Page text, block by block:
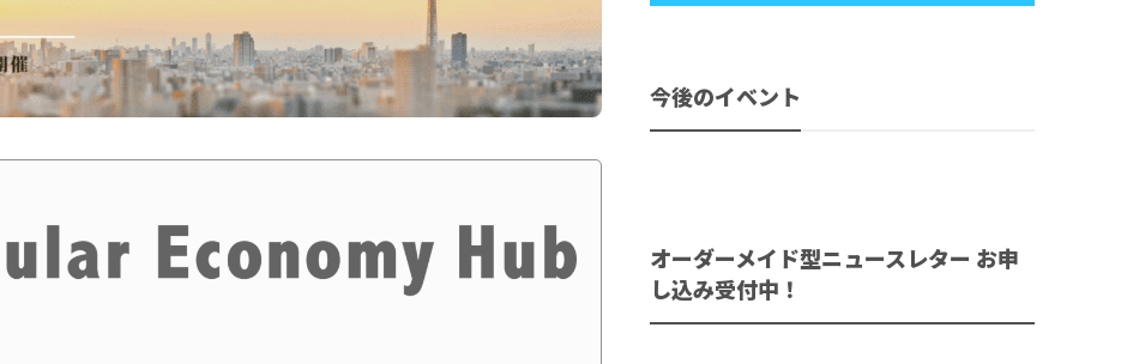
今後のイベント
オーダーメイド型ニュースレター お申
し込み受付中！